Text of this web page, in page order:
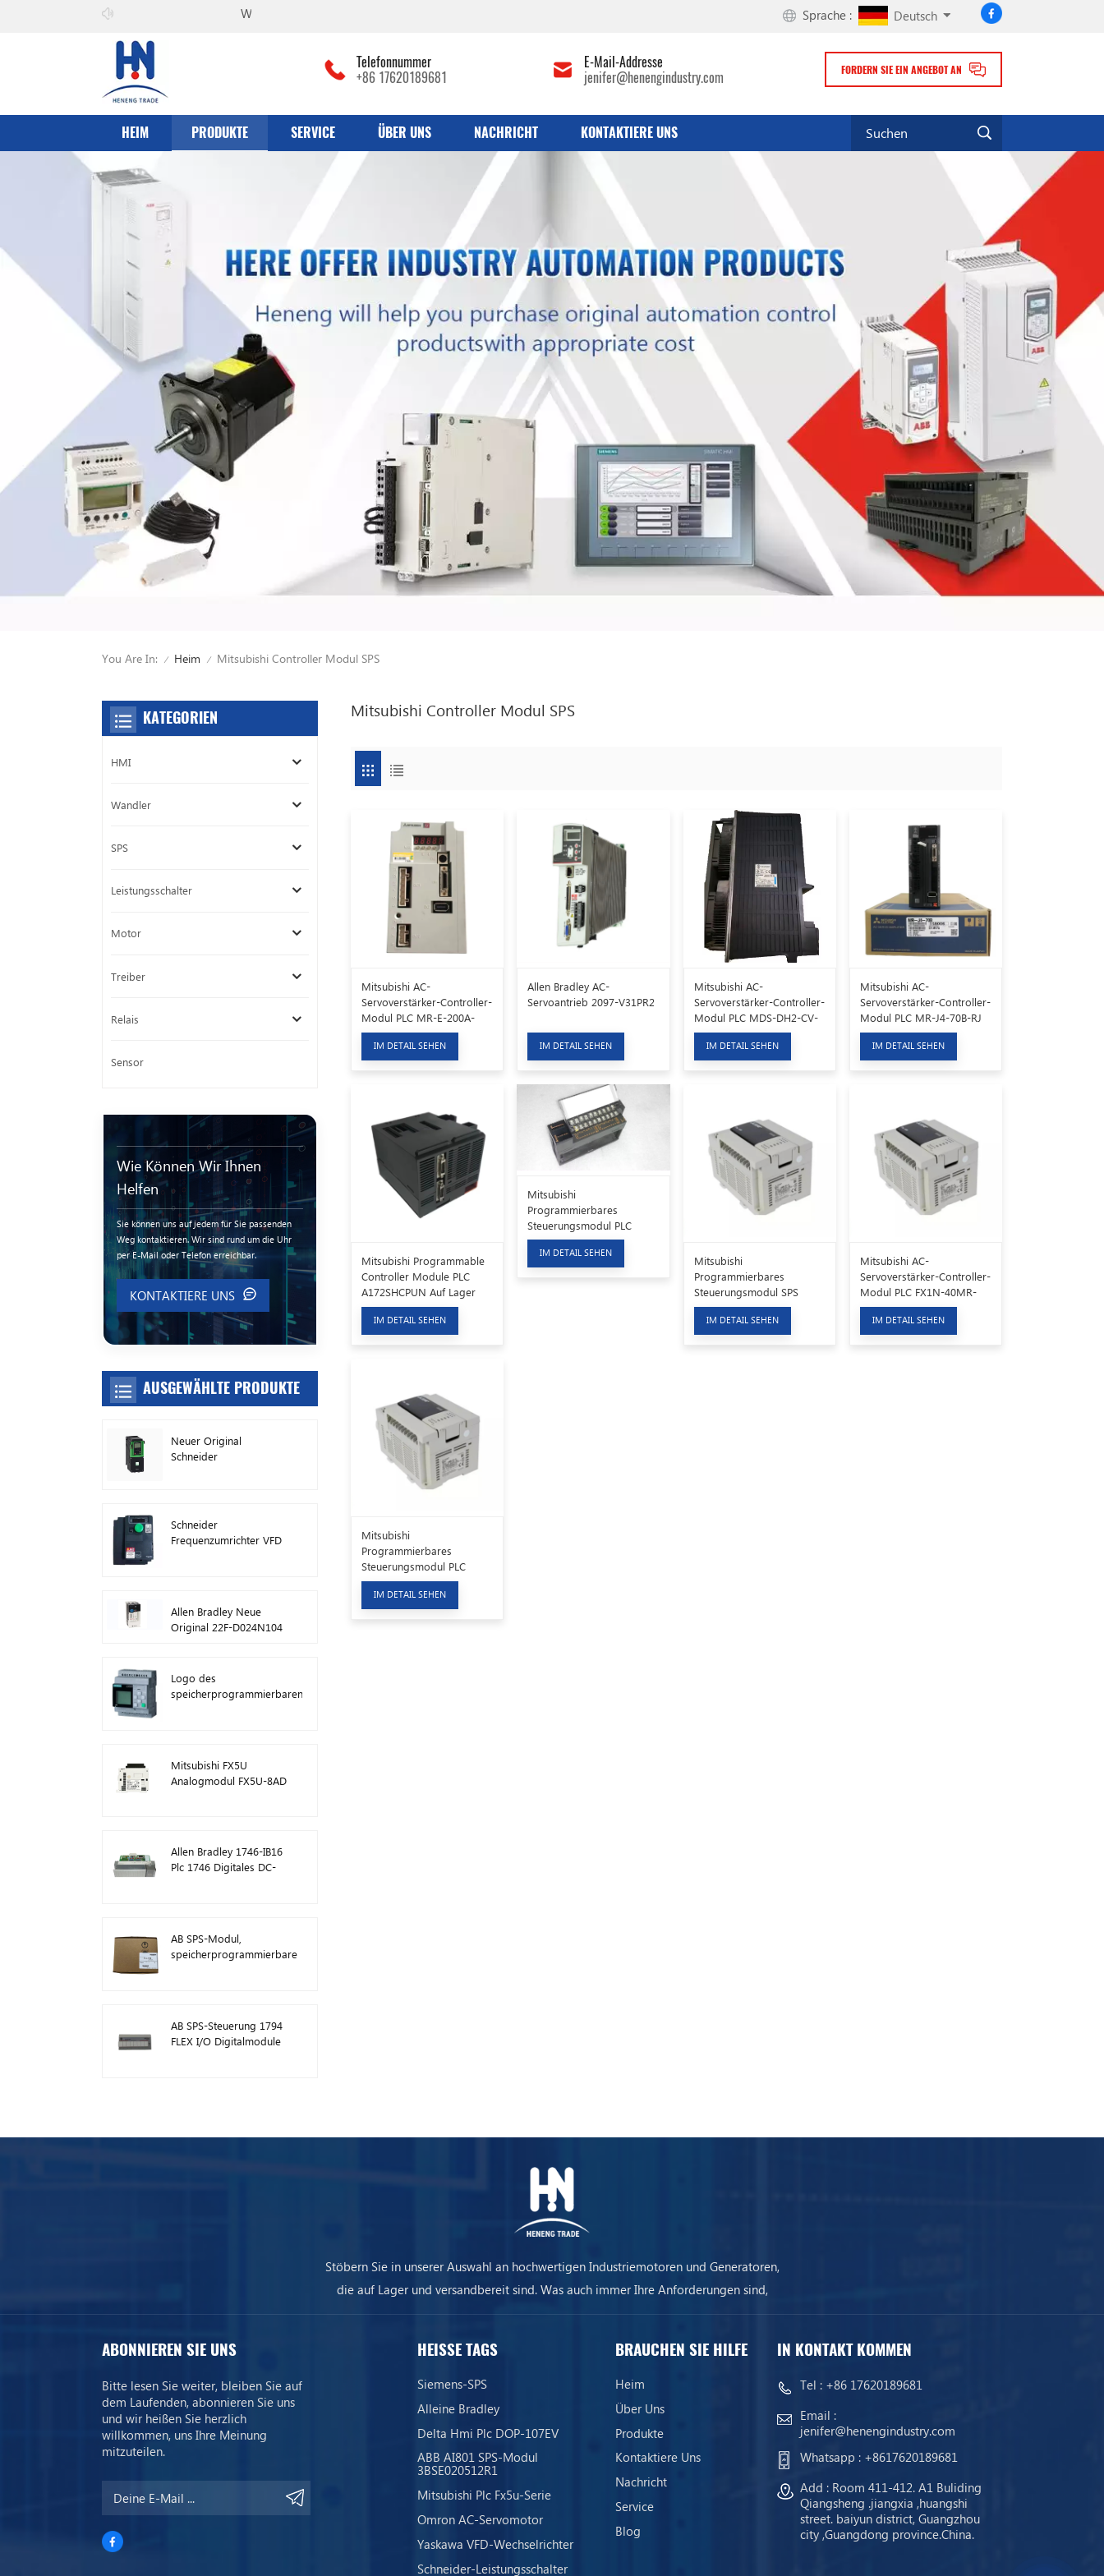
Willkommen zu Sprache : Deutsch
FORDERN SIE EIN ANGEBOT AN
Telefonnummer
+86 17620189681
E-Mail-Addresse
jenifer@henengindustry.com
HEIM PRODUKTE SERVICE ÜBER UNS NACHRICHT KONTAKTIERE UNS
You Are In: / Heim / Mitsubishi Controller Modul SPS
Mitsubishi Controller Modul SPS
Mitsubishi AC-
Servoverstärker-Controller-
Modul PLC MR-E-200A-
KH003
IM DETAIL SEHEN
Allen Bradley AC-
Servoantrieb 2097-V31PR2
IM DETAIL SEHEN
Mitsubishi AC-
Servoverstärker-Controller-
Modul PLC MDS-DH2-CV-
550
IM DETAIL SEHEN
Mitsubishi AC-
Servoverstärker-Controller-
Modul PLC MR-J4-70B-RJ
IM DETAIL SEHEN
Mitsubishi Programmable
Controller Module PLC
A172SHCPUN Auf Lager
IM DETAIL SEHEN
Mitsubishi
Programmierbares
Steuerungsmodul PLC
A1SY60E
IM DETAIL SEHEN
Mitsubishi
Programmierbares
Steuerungsmodul SPS
FX3U-48MR/ES-A
IM DETAIL SEHEN
Mitsubishi AC-
Servoverstärker-Controller-
Modul PLC FX1N-40MR-
001
IM DETAIL SEHEN
Mitsubishi
Programmierbares
Steuerungsmodul PLC
FX2N-80MR-DS
IM DETAIL SEHEN
KATEGORIEN
HMI
Wandler
SPS
Leistungsschalter
Motor
Treiber
Relais
Sensor
Wie Können Wir Ihnen
Helfen
Sie können uns auf jedem für Sie passenden
Weg kontaktieren. Wir sind rund um die Uhr
per E-Mail oder Telefon erreichbar.
KONTAKTIERE UNS
AUSGEWÄHLTE PRODUKTE
Neuer Original
Schneider
Schneider
Frequenzumrichter VFD
Allen Bradley Neue
Original 22F-D024N104
11 kW
Logo des
speicherprogrammierbaren
Mitsubishi FX5U
Analogmodul FX5U-8AD
Allen Bradley 1746-IB16
Plc 1746 Digitales DC-
AB SPS-Modul,
speicherprogrammierbare
AB SPS-Steuerung 1794
FLEX I/O Digitalmodule
Stöbern Sie in unserer Auswahl an hochwertigen Industriemotoren und Generatoren,
die auf Lager und versandbereit sind. Was auch immer Ihre Anforderungen sind,
unsere Ausrüstung sorgt dafür, dass Ihr Unternehmen immer am Laufen ist.
ABONNIEREN SIE UNS
Bitte lesen Sie weiter, bleiben Sie auf
dem Laufenden, abonnieren Sie uns
und wir heißen Sie herzlich
willkommen, uns Ihre Meinung
mitzuteilen.
HEISSE TAGS
Siemens-SPS
Alleine Bradley
Delta Hmi Plc DOP-107EV
ABB AI801 SPS-Modul
3BSE020512R1
Mitsubishi Plc Fx5u-Serie
Omron AC-Servomotor
Yaskawa VFD-Wechselrichter
Schneider-Leistungsschalter
BRAUCHEN SIE HILFE
Heim
Über Uns
Produkte
Kontaktiere Uns
Nachricht
Service
Blog
IN KONTAKT KOMMEN
Tel : +86 17620189681
Email :
jenifer@henengindustry.com
Whatsapp : +8617620189681
Add : Room 411-412. A1 Buliding
Qiangsheng .jiangxia ,huangshi
street. baiyun district, Guangzhou
city ,Guangdong province.China.